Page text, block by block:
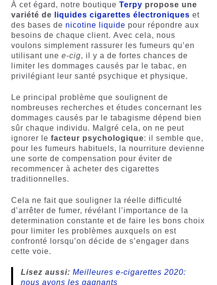
À cet égard, notre boutique Terpy propose une
variété de
liquides cigarettes électroniques et
des bases de nicotine liquide pour répondre aux
besoins de chaque client. Avec cela, nous
voulons simplement rassurer les fumeurs qu’en
utilisant une e-cig, il y a de fortes chances de
limiter les dommages causés par le tabac, en
privilégiant leur santé psychique et physique.
Le principal problème que soulignent de
nombreuses recherches et études concernant les
dommages causés par le tabagisme dépend bien
sûr chaque individu. Malgré cela, on ne peut
ignorer le facteur psychologique: il semble que,
pour les fumeurs habituels, la nourriture devienne
une sorte de compensation pour éviter de
recommencer à acheter des cigarettes
traditionnelles.
Cela ne fait que souligner la réelle difficulté
d’arrêter de fumer, révélant l’importance de la
determination constante et de faire les bons choix
pour limiter les problèmes auxquels on est
confronté lorsqu’on décide de s’engager dans
cette voie.
Lisez aussi: Meilleures e-cigarettes 2020:
nous avons les gagnants